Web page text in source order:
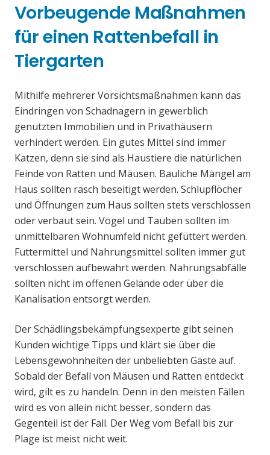
Vorbeugende Maßnahmen
für einen Rattenbefall in
Tiergarten
Mithilfe mehrerer Vorsichtsmaßnahmen kann das
Eindringen von Schadnagern in gewerblich
genutzten Immobilien und in Privathäusern
verhindert werden. Ein gutes Mittel sind immer
Katzen, denn sie sind als Haustiere die natürlichen
Feinde von Ratten und Mäusen. Bauliche Mängel am
Haus sollten rasch beseitigt werden. Schlupflöcher
und Öffnungen zum Haus sollten stets verschlossen
oder verbaut sein. Vögel und Tauben sollten im
unmittelbaren Wohnumfeld nicht gefüttert werden.
Futtermittel und Nahrungsmittel sollten immer gut
verschlossen aufbewahrt werden. Nahrungsabfälle
sollten nicht im offenen Gelände oder über die
Kanalisation entsorgt werden.
Der Schädlingsbekämpfungsexperte gibt seinen
Kunden wichtige Tipps und klärt sie über die
Lebensgewohnheiten der unbeliebten Gäste auf.
Sobald der Befall von Mäusen und Ratten entdeckt
wird, gilt es zu handeln. Denn in den meisten Fällen
wird es von allein nicht besser, sondern das
Gegenteil ist der Fall. Der Weg vom Befall bis zur
Plage ist meist nicht weit.